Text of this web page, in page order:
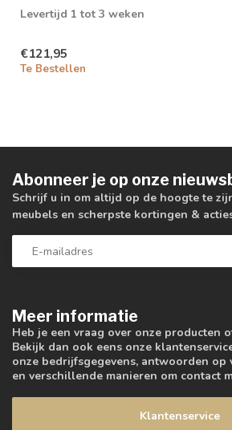
Levertijd 1 tot 3 weken
€121,95
Te Bestellen
Meer informatie
Heb je een vraag over onze producten
Bekijk dan ook eens onze
onze bedrijfsgegevens, antwoorden op
en verschillende manieren om contact
Klantenservice
Abonneer je op onze
Schrijf u in om altijd op de hoogte te
meubels en scherpste kortingen &